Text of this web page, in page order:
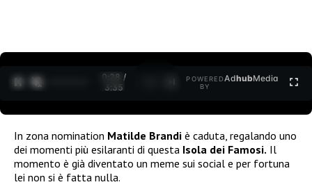
0:29 /
3:35
POWERED
BY
AdhubMedia
In zona nomination Matilde Brandi è caduta, regalando uno
dei momenti più esilaranti di questa Isola dei Famosi. Il
momento è già diventato un meme sui social e per fortuna
lei non si è fatta nulla.